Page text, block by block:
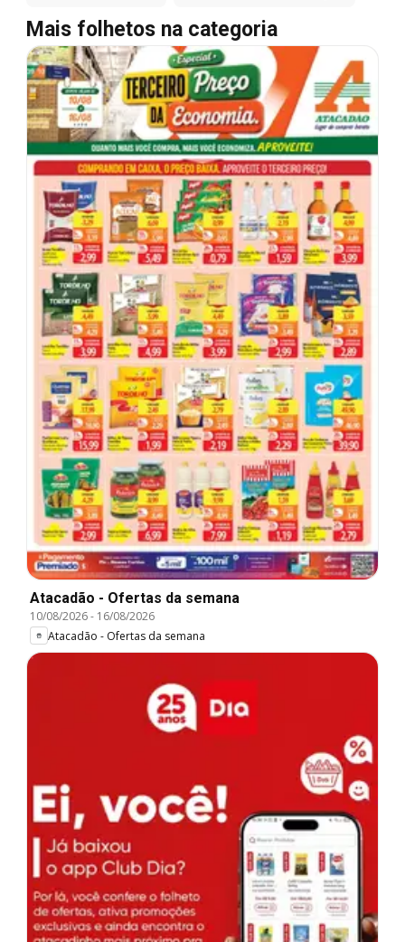
Mais folhetos na categoria
Atacadão - Ofertas da semana
10/08/2026- 16/08/2026
Atacadão - Ofertas da semana